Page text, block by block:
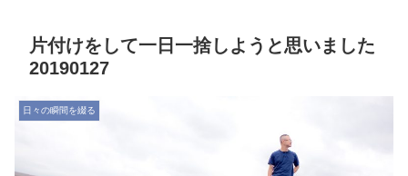
片付けをして一日一捨しようと思いました
20190127
日々の瞬間を綴る